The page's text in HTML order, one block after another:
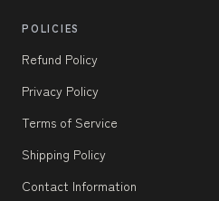
POLICIES
Refund Policy
Privacy Policy
Terms of Service
Shipping Policy
Contact Information